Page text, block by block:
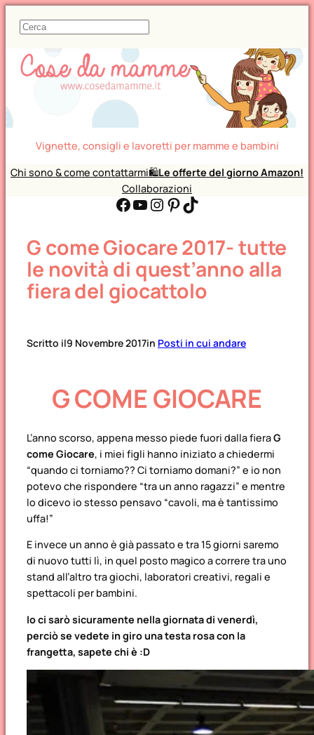
C
r
c
Vignette, consigli e lavoretti per mamme e bambini
Chi sono & come contattarmi🛍️Le offerte del giorno Amazon!
Collaborazioni
Facebook YouTube Instagram Pinterest TikTok
G come Giocare 2017- tutte
le novità di quest’anno alla
fiera del giocattolo
Scritto il9 Novembre 2017in Posti in cui andare
G COME GIOCARE
L’anno scorso, appena messo piede fuori dalla fieraG
come Giocare, i miei figli hanno iniziato a chiedermi
“quando ci torniamo?? Ci torniamo domani?” e io non
potevo che rispondere “tra un anno ragazzi” e mentre
lo dicevo io stesso pensavo “cavoli, ma è tantissimo
uffa!”
E invece un anno è già passato e tra 15 giorni saremo
di nuovo tutti lì, in quel posto magico a correre tra uno
stand all’altro tra giochi, laboratori creativi, regali e
spettacoli per bambini.
Io ci sarò sicuramente nella giornata di venerdì,
perciò se vedete in giro una testa rosa con la
frangetta, sapete chi è :D